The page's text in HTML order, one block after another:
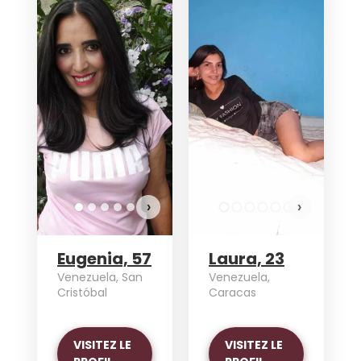
›
Eugenia, 57
Venezuela, San
Cristóbal
VISITEZ LE
›
Laura, 23
Venezuela,
Caracas
VISITEZ LE